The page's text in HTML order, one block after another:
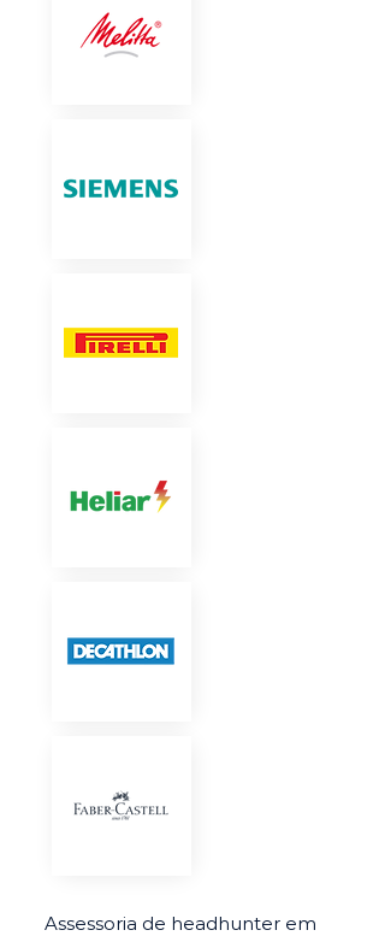
Assessoria de headhunter em